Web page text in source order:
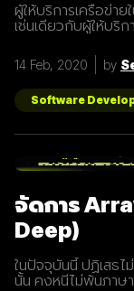
ผู้ให้บริการเครือข่าย
เช่นเดียวกับผู้ให้บริ
ทุกธุรกิจต้องรู้เกี่ยวกั
ถูกใช้งานอย่างกว้า
ยุคใหม่ของเทคโนโล
อยู่ในปัจจุบัน ซึ่งมันไ
อุปกรณ์ทุกชนิดที่เชื่
ส่วนที่สำคัญที่จะนำ
ตอบสนองที่รวดเร็ว
แตกต่างจากระบบ
14 Feb, 2020 by
Software
จัดการ
Deep)
ในปัจจุบันนี้ ปฏิเสธไ
นั้น คงหนีไม่พ้นภาษ